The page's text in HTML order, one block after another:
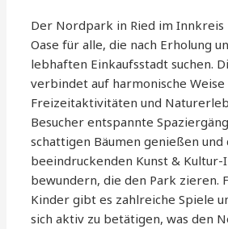
Der Nordpark in Ried im Innkreis
Oase für alle, die nach Erholung
lebhaften Einkaufsstadt suchen.
verbindet auf harmonische Weise
Freizeitaktivitäten und
Besucher entspannte
schattigen Bäumen genießen und
beeindruckenden Kunst & Kultur-
bewundern, die den Park zieren.
Kinder gibt es zahlreiche Spiele
sich aktiv zu betätigen, was den